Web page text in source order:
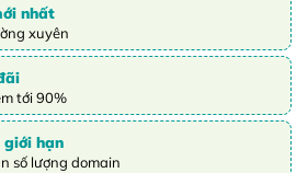
nhất
xuyên
tới 90%
giới hạn
số lượng domain